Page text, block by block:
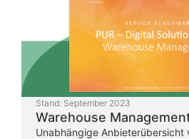
Stand: September 2023
Warehouse
Unabhängige Anbieterübersicht